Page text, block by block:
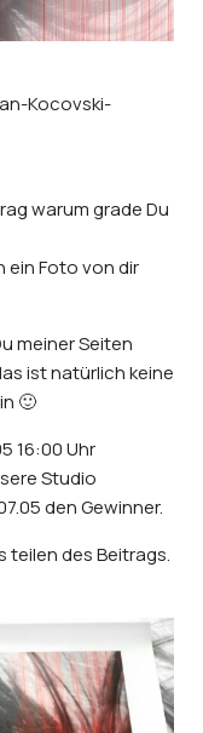
Kocovski-
warum grade Du
ein Foto von dir
meiner Seiten
ist natürlich keine
🙂
16:00 Uhr
Studio
den Gewinner.
teilen des Beitrags.